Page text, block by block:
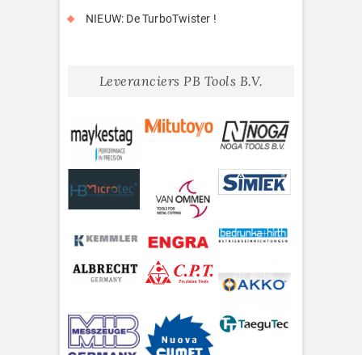
NIEUW: De TurboTwister !
Leveranciers PB Tools B.V.